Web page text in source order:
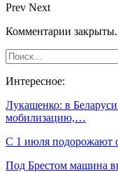
Prev Next
Комментарии закрыты.
Интересное:
Лукашенко: в
мобилизацию,…
С 1 июля подорожают
Под Брестом машина